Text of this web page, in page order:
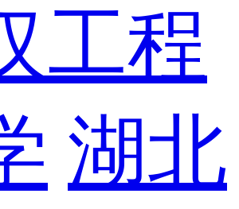
工程
湖北